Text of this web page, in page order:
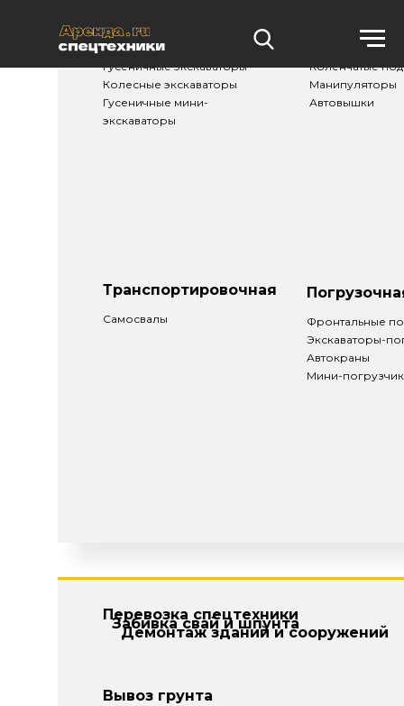
Землеройная
Гусеничные экскаваторы
Колесные экскаваторы
Гусеничные мини-
экскаваторы
Подъемная
Коленчатые
Манипуляторы
Автовышки
Транспортировочная
Самосвалы
Мини-
Автокраны
Экскаваторы-
Фронтальные
Перевозка спецтехники
Забивка свай и шпунта
Демонтаж зданий и сооружений
Вывоз грунта